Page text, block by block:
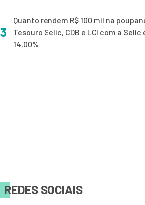
3
Quanto rendem R$ 100 mil na
Tesouro Selic, CDB e LCI com a Selic
14,00%
REDES SOCIAIS